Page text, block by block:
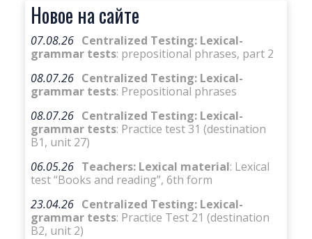
Новое на сайте
07.08.26 Centralized Testing: Lexical-
grammar tests: prepositional phrases, part 2
08.07.26 Centralized Testing: Lexical-
grammar tests: Prepositional phrases
08.07.26 Centralized Testing: Lexical-
grammar tests: Practice test 31 (destination
B1, unit 27)
06.05.26 Teachers: Lexical material: Lexical
test “Books and reading”, 6th form
23.04.26 Centralized Testing: Lexical-
grammar tests: Practice Test 21 (destination
B2, unit 2)